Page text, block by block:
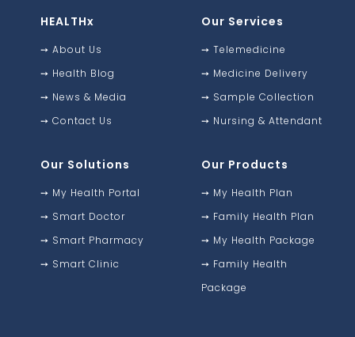
HEALTHx
➙About Us
➙ Health Blog
➙ News & Media
➙Contact Us
Our Services
➙ Telemedicine
➙ Medicine Delivery
➙ Sample Collection
➙ Nursing & Attendant
Our Solutions
➙ My Health Portal
➙ Smart Doctor
➙ Smart Pharmacy
➙ Smart Clinic
Our Products
➙ My Health Plan
➙ Family Health Plan
➙ My Health Package
➙ Family Health
Package